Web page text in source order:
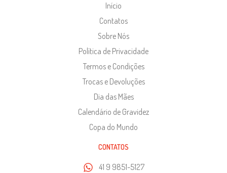
Início
Contatos
Sobre Nós
Política de Privacidade
Termos e Condições
Trocas e Devoluções
Dia das Mães
Calendário de Gravidez
Copa do Mundo
CONTATOS
41 9 9851-5127